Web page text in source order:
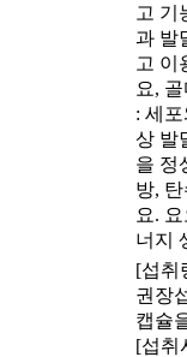
고 기
과 발
고 이
요,
: 세
상 발
을 정
방,
요.
너지
[섭취
권장
캡슐
[섭취